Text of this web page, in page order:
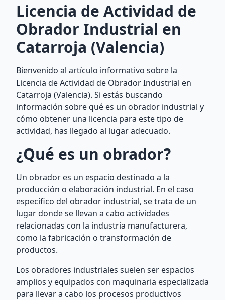
Licencia de Actividad de
Obrador Industrial en
Catarroja (Valencia)
Bienvenido al artículo informativo sobre la
Licencia de Actividad de Obrador Industrial en
Catarroja (Valencia). Si estás buscando
información sobre qué es un obrador industrial y
cómo obtener una licencia para este tipo de
actividad, has llegado al lugar adecuado.
¿Qué es un obrador?
Un obrador es un espacio destinado a la
producción o elaboración industrial. En el caso
específico del obrador industrial, se trata de un
lugar donde se llevan a cabo actividades
relacionadas con la industria manufacturera,
como la fabricación o transformación de
productos.
Los obradores industriales suelen ser espacios
amplios y equipados con maquinaria especializada
para llevar a cabo los procesos productivos